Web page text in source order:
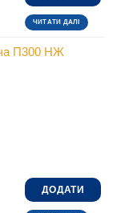
ЧИТАТИ ДАЛІ
П300 НЖ
ДОДАТИ